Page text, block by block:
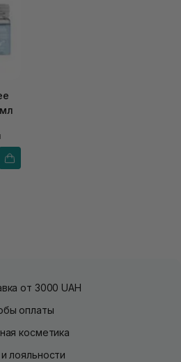
от 3000 UAH
оплаты
косметика
лояльности